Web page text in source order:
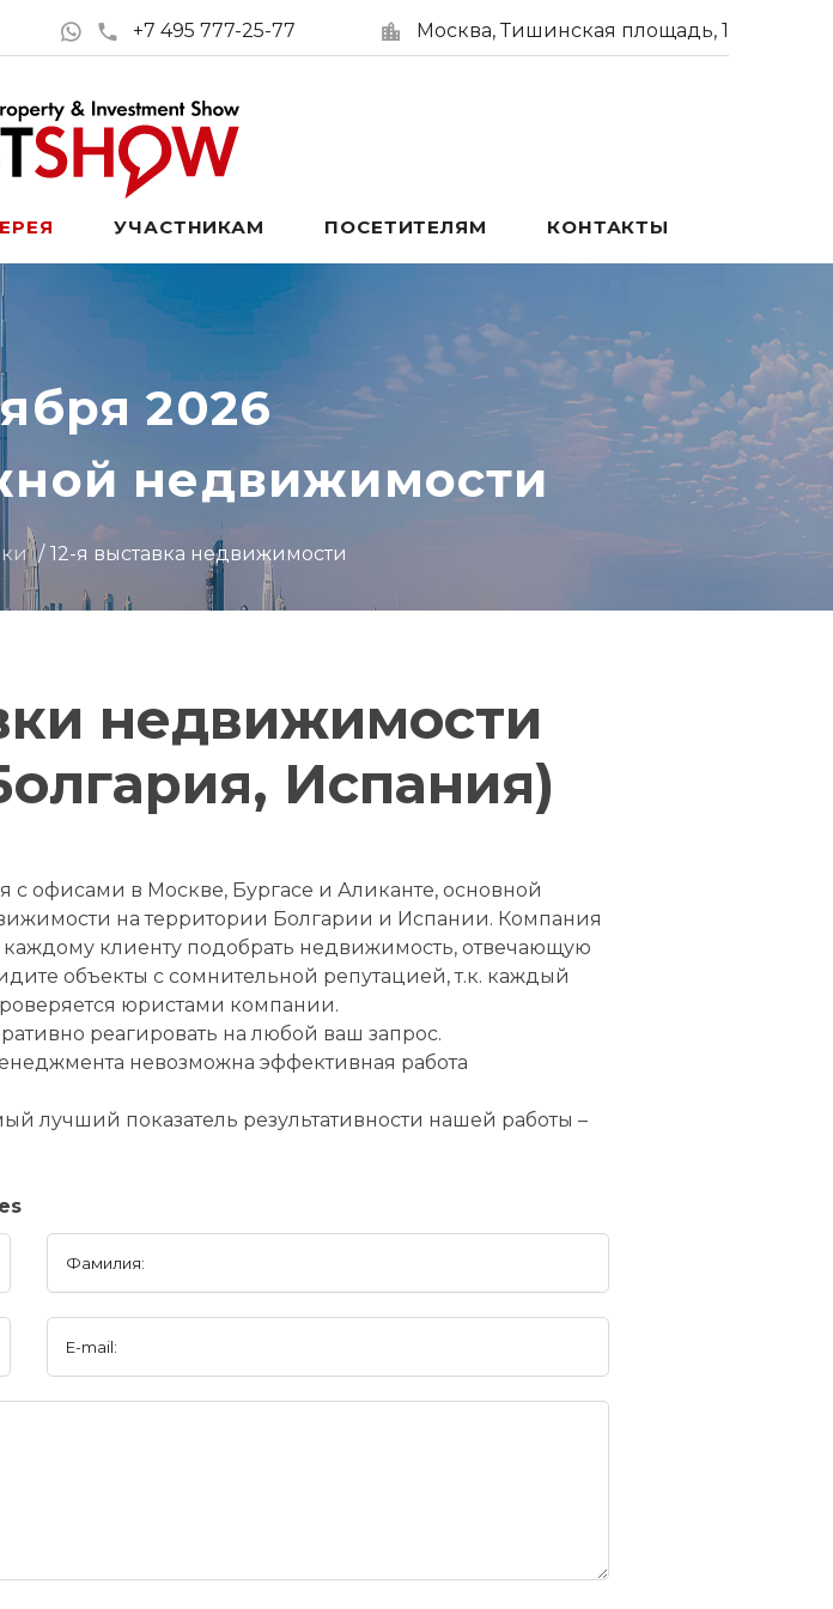
+7 495 777-25-77 Москва, Тишинская площадь, 1
УЧАСТНИКАМ ПОСЕТИТЕЛЯМ КОНТАКТЫ
2026
недвижимости
12-я выставка недвижимости
недвижимости
Испания)
офисами в Москве, Бургасе и Аликанте, основной
на территории Болгарии и Испании. Компания
клиенту подобрать недвижимость, отвечающую
объекты с сомнительной репутацией, т.к. каждый
юристами компании.
реагировать на любой ваш запрос.
невозможна эффективная работа
лучший показатель результативности нашей работы –
Фамилия:
E-mail: